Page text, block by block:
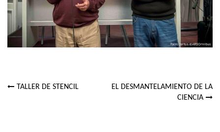
TALLER DE STENCIL
EL DESMANTELAMIENTO DE LA
CIENCIA